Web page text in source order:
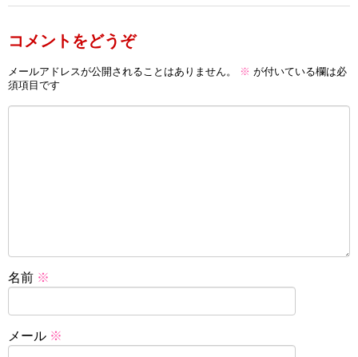
コメントをどうぞ
メールアドレスが公開されることはありません。 ※ が付いている欄は必
須項目です
名前 ※
メール ※